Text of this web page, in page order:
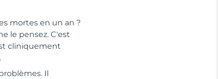
mortes en un an ?
le pensez. C'est
cliniquement
Il